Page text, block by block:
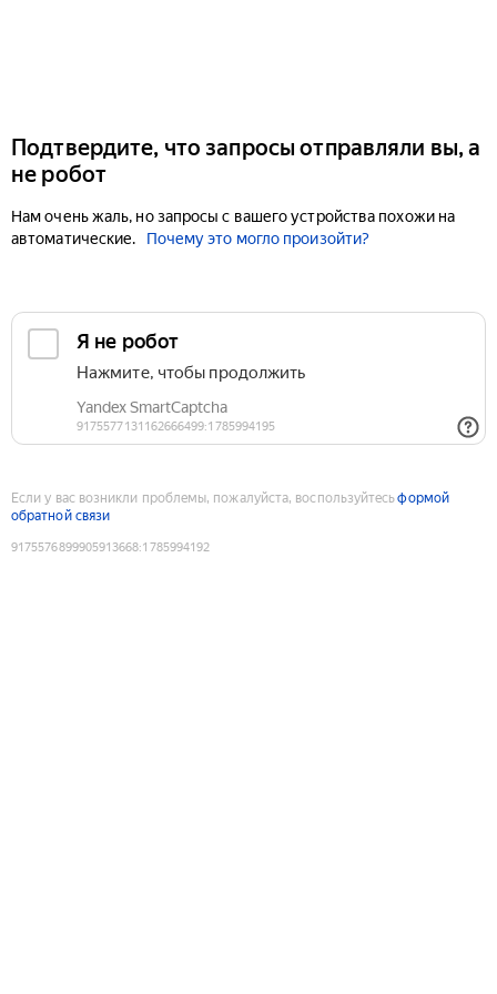
Подтвердите, что запросы отправляли вы, а
не робот
Нам очень жаль, но запросы с вашего устройства похожи на
автоматические.
Почему это могло произойти?
Если у вас возникли проблемы, пожалуйста, воспользуйтесьформой
обратной связи
9175576899905913668:1785994192